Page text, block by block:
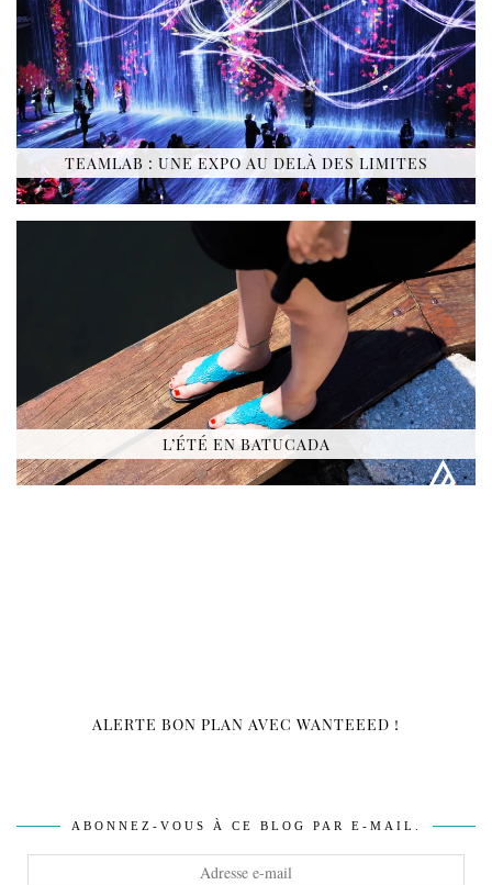
TEAMLAB : UNE EXPO AU DELÀ DES LIMITES
L’ÉTÉ EN BATUCADA
ALERTE BON PLAN AVEC WANTEEED !
ABONNEZ-VOUS À CE BLOG PAR E-MAIL.